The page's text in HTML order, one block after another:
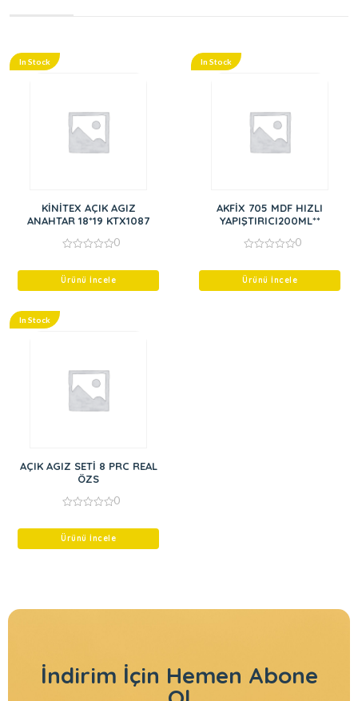
In Stock
KİNİTEX AÇIK AGIZ
ANAHTAR 18*19 KTX1087
of
0
Ürünü İncele
In Stock
AKFİX 705 MDF HIZLI
YAPIŞTIRICI200ML**
of
0
Ürünü İncele
In Stock
AÇIK AGIZ SETİ 8 PRC REAL
ÖZS
of
0
Ürünü İncele
İndirim İçin Hemen Abone